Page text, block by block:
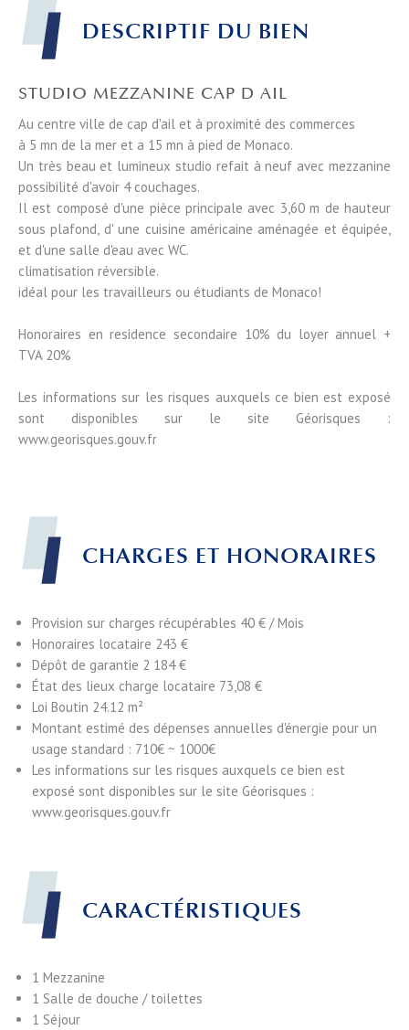
DESCRIPTIF DU BIEN
STUDIO MEZZANINE CAP D AIL
Au centre ville de cap d'ail et à proximité des commerces
à 5 mn de la mer et a 15 mn à pied de Monaco.
Un très beau et lumineux studio refait à neuf avec mezzanine
possibilité d'avoir 4 couchages.
Il est composé d'une pièce principale avec 3,60 m de hauteur
sous plafond, d' une cuisine américaine aménagée et équipée,
et d'une salle d'eau avec WC.
climatisation réversible.
idéal pour les travailleurs ou étudiants de Monaco!
Honoraires en residence secondaire 10% du loyer annuel +
TVA 20%
Les informations sur les risques auxquels ce bien est exposé
sont disponibles sur le site Géorisques :
www.georisques.gouv.fr
CARACTÉRISTIQUES
1 Mezzanine
1 Salle de douche / toilettes
1 Séjour
CHARGES ET HONORAIRES
Provision sur charges récupérables 40 € / Mois
Honoraires locataire 243 €
Dépôt de garantie 2 184 €
État des lieux charge locataire 73,08 €
Loi Boutin 24.12 m²
Montant estimé des dépenses annuelles d'énergie pour un
usage standard : 710€ ~ 1000€
Les informations sur les risques auxquels ce bien est
exposé sont disponibles sur le site Géorisques :
www.georisques.gouv.fr